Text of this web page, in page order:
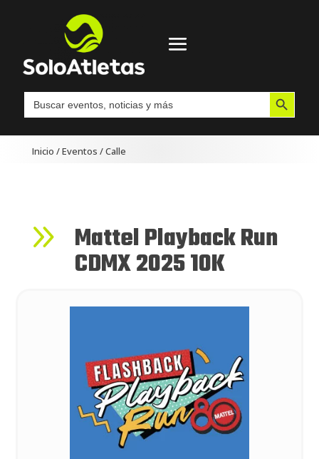
Buscar: Botón de búsqueda
Inicio /Eventos /Calle
9 Mattel Playback Run
CDMX 2025 10K